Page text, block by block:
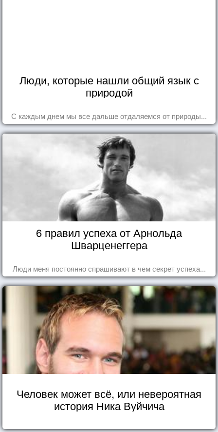
Люди, которые нашли общий язык с
природой
С каждым днем мы все дальше отдаляемся от природы...
6 правил успеха от Арнольда
Шварценеггера
Люди меня постоянно спрашивают в чем секрет успеха...
Человек может всё, или невероятная
история Ника Вуйчича